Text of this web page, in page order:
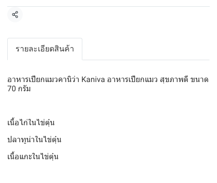
แชร์
รายละเอียดสินค้า
อาหารเปียกแมวคานิว่า Kaniva อาหารเปียกแมว สุขภาพดี ขนาด
70 กรัม
เนื้อไก่ในไข่ตุ๋น
ปลาทูน่าในไข่ตุ๋น
เนื้อแกะในไข่ตุ๋น